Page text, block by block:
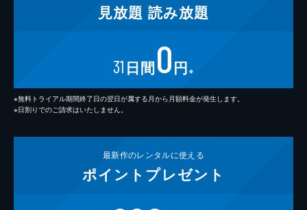
見放題 読み放題
31 日間0円 ※
※無料トライアル期間終了日の翌日が属する月から月額料金が発生します。
※日割りでのご請求はいたしません。
最新作のレンタルに使える
ポイント プレゼント